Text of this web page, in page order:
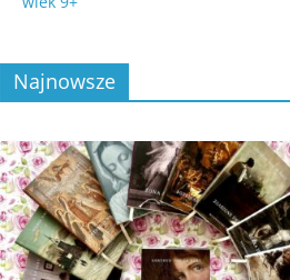
Najnowsze